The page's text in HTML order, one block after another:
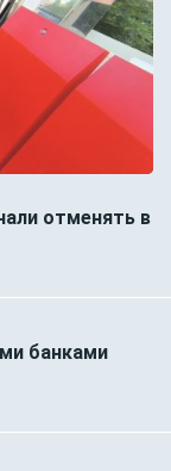
отменять в
банками